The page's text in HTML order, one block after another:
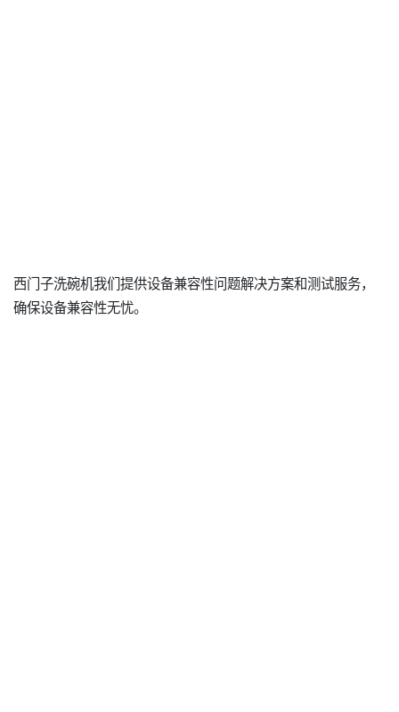
西门子洗碗机我们提供设备兼容性问题解决方案和测试服务，
确保设备兼容性无忧。